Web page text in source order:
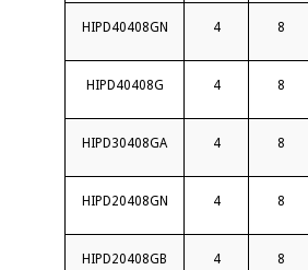
HIPD40408GN 4 8
HIPD40408G 4 8
HIPD30408GA 4 8
HIPD20408GN 4 8
HIPD20408GB 4 8